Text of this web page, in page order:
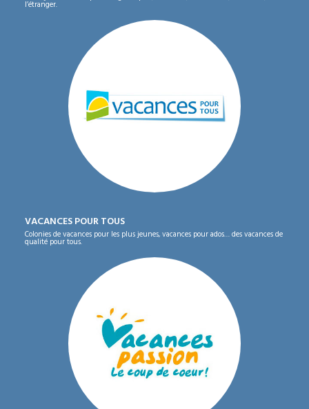
l’étranger.
VACANCES POUR TOUS
Colonies de vacances pour les plus jeunes, vacances pour ados… des vacances de
qualité pour tous.